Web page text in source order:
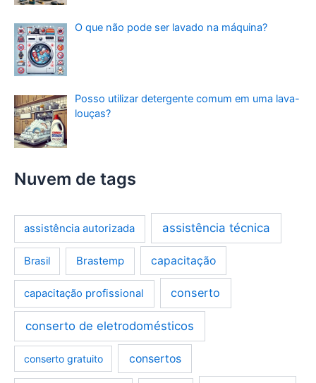
O que não pode ser lavado na máquina?
Posso utilizar detergente comum em uma lava-
louças?
Nuvem de tags
assistência autorizada assistência técnica
Brasil Brastemp capacitação
capacitação profissional conserto
conserto de eletrodomésticos
conserto gratuito consertos